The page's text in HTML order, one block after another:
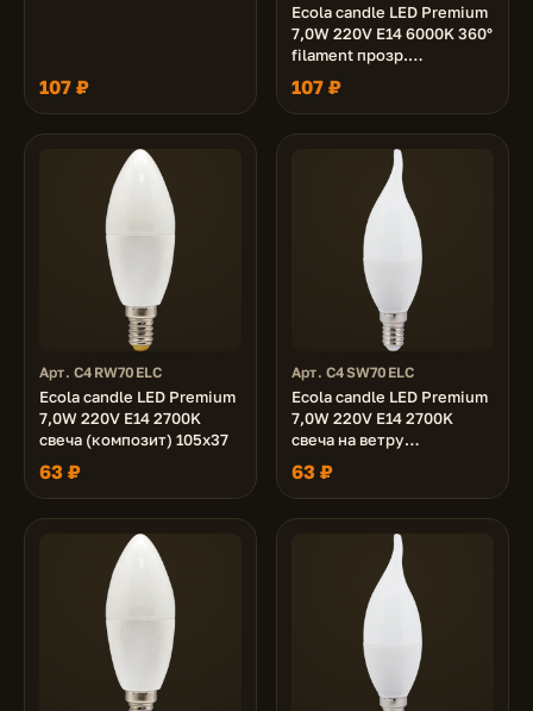
107 ₽
Ecola candle LED Premium
7,0W 220V E14 6000K 360°
filament прозр.
нитевидная свеча (Ra 80,
100 Lm/W, КП=0) 96х37
107 ₽
Арт. C4RW70ELC
Ecola candle LED Premium
7,0W 220V E14 2700K
свеча (композит) 105x37
63 ₽
Арт. C4SW70ELC
Ecola candle LED Premium
7,0W 220V E14 2700K
свеча на ветру
(композит) 130x37
63 ₽